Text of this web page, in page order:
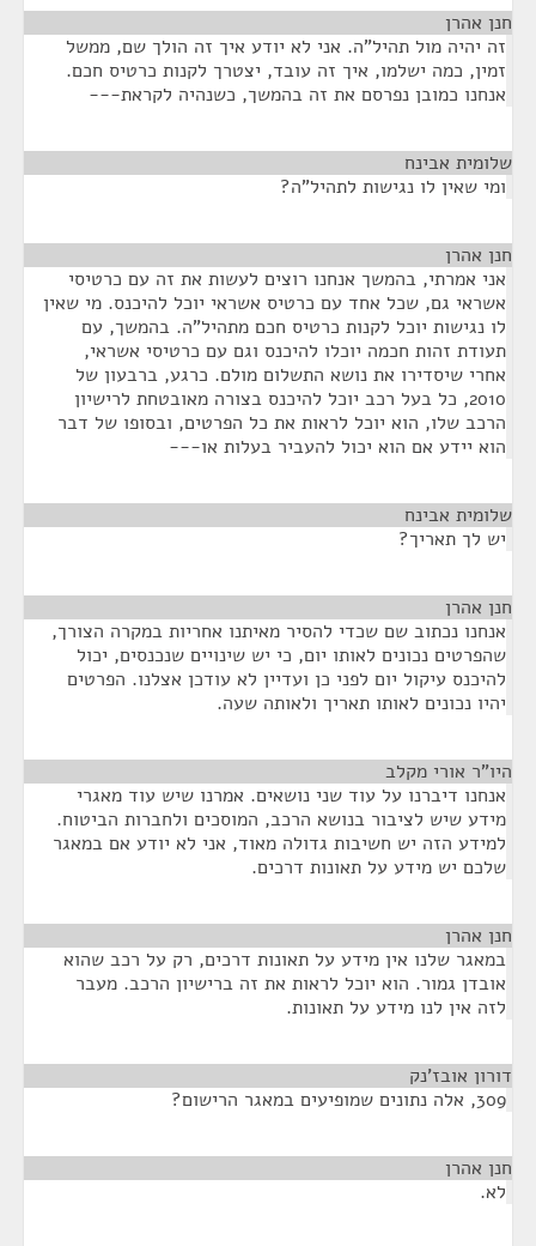
חנן אהרן
זה יהיה מול תהיל"ה. אני לא יודע איך זה הולך שם, ממשל
זמין, כמה ישלמו, איך זה עובד, יצטרך לקנות כרטיס חכם.
אנחנו כמובן נפרסם את זה בהמשך, כשנהיה לקראת---
שלומית אבינח
ומי שאין לו נגישות לתהיל"ה?
חנן אהרן
אני אמרתי, בהמשך אנחנו רוצים לעשות את זה עם כרטיסי
אשראי גם, שכל אחד עם כרטיס אשראי יוכל להיכנס. מי שאין
לו נגישות יוכל לקנות כרטיס חכם מתהיל"ה. בהמשך, עם
תעודת זהות חכמה יוכלו להיכנס וגם עם כרטיסי אשראי,
אחרי שיסדירו את נושא התשלום מולם. כרגע, ברבעון של
2010, כל בעל רכב יוכל להיכנס בצורה מאובטחת לרישיון
הרכב שלו, הוא יוכל לראות את כל הפרטים, ובסופו של דבר
הוא יידע אם הוא יכול להעביר בעלות או---
שלומית אבינח
יש לך תאריך?
חנן אהרן
אנחנו נכתוב שם שכדי להסיר מאיתנו אחריות במקרה הצורך,
שהפרטים נכונים לאותו יום, כי יש שינויים שנכנסים, יכול
להיכנס עיקול יום לפני כן ועדיין לא עודכן אצלנו. הפרטים
יהיו נכונים לאותו תאריך ולאותה שעה.
היו"ר אורי מקלב
אנחנו דיברנו על עוד שני נושאים. אמרנו שיש עוד מאגרי
מידע שיש לציבור בנושא הרכב, המוסכים ולחברות הביטוח.
למידע הזה יש חשיבות גדולה מאוד, אני לא יודע אם במאגר
שלכם יש מידע על תאונות דרכים.
חנן אהרן
במאגר שלנו אין מידע על תאונות דרכים, רק על רכב שהוא
אובדן גמור. הוא יוכל לראות את זה ברישיון הרכב. מעבר
לזה אין לנו מידע על תאונות.
דורון אובז'נק
309, אלה נתונים שמופיעים במאגר הרישום?
חנן אהרן
לא.